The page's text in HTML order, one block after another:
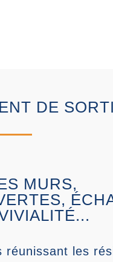
DE
MURS,
réunissant les